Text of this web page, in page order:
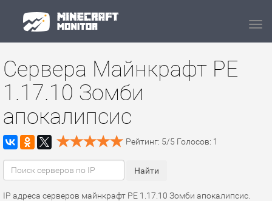
Сервера Майнкрафт PE
1.17.10 Зомби
апокалипсис
Рейтинг: 5/5 Голосов: 1
IP адреса серверов майнкрафт PE 1.17.10 Зомби апокалипсис.